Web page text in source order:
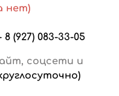
нет)
8 (927) 083-33-05
соцсети и